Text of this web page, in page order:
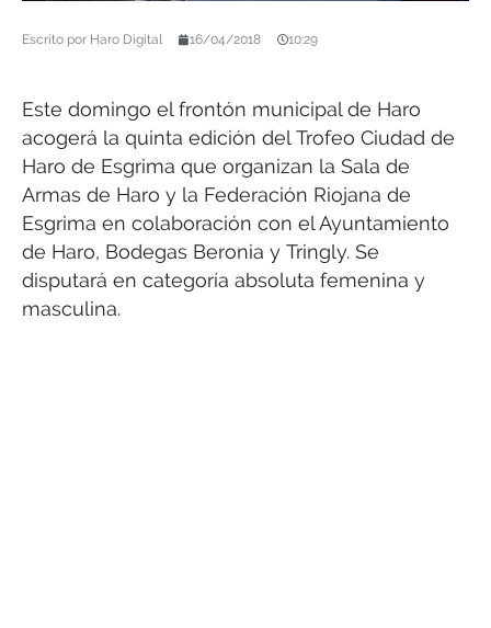
Escrito por Haro Digital 16/04/2018 10:29
Este domingo el frontón municipal de Haro
acogerá la quinta edición del Trofeo Ciudad de
Haro de Esgrima que organizan la Sala de
Armas de Haro y la Federación Riojana de
Esgrima en colaboración con el Ayuntamiento
de Haro, Bodegas Beronia y Tringly. Se
disputará en categoría absoluta femenina y
masculina.